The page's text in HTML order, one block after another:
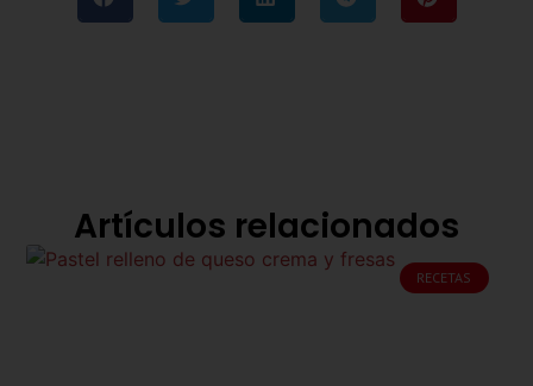
Artículos relacionados
RECETAS